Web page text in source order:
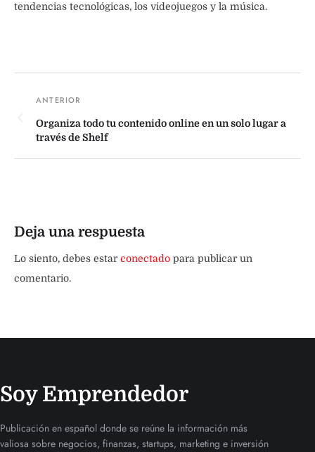
tendencias tecnológicas, los videojuegos y la música.
Organiza todo tu contenido online en un solo lugar a
través de Shelf
Deja una respuesta
Lo siento, debes estarconectado para publicar un
comentario.
Soy Emprendedor
Publicación en español donde se reúne la información más
valiosa sobre negocios, finanzas, startups, marketing e inversión